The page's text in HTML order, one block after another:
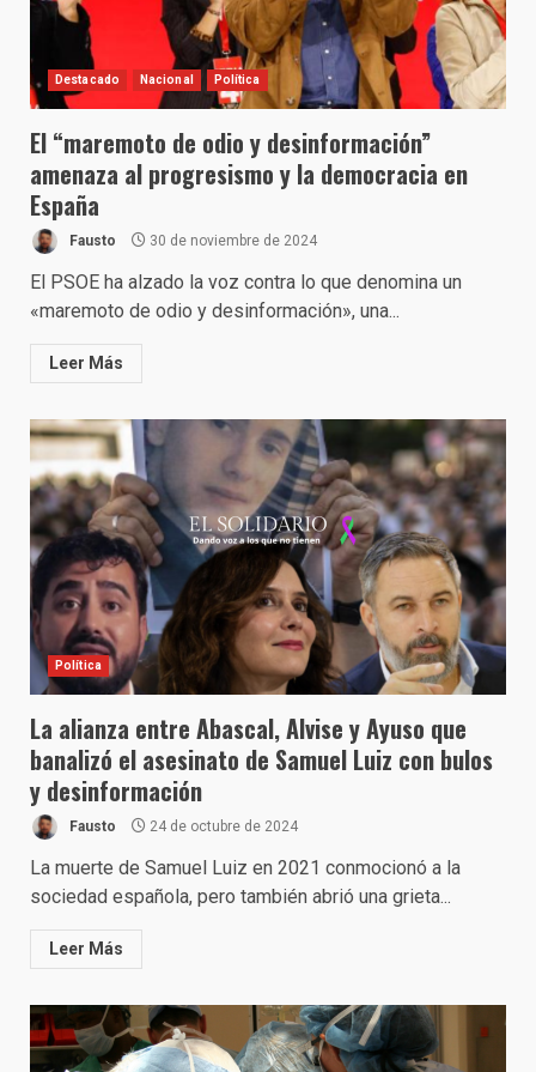
Destacado Nacional Política
El “maremoto de odio y desinformación”
amenaza al progresismo y la democracia en
España
Fausto 30 de noviembre de 2024
El PSOE ha alzado la voz contra lo que denomina un
«maremoto de odio y desinformación», una...
Leer Más
Política
La alianza entre Abascal, Alvise y Ayuso que
banalizó el asesinato de Samuel Luiz con bulos
y desinformación
Fausto 24 de octubre de 2024
La muerte de Samuel Luiz en 2021 conmocionó a la
sociedad española, pero también abrió una grieta...
Leer Más